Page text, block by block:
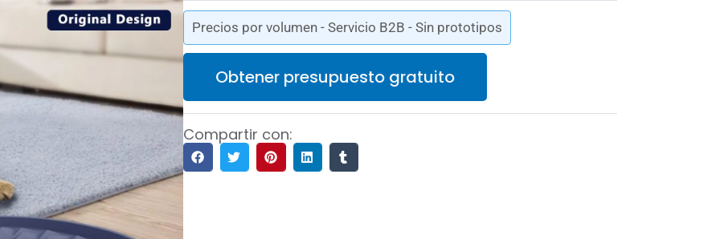
Precios por volumen - Servicio B2B - Sin prototipos
Obtener presupuesto gratuito
Compartir con: